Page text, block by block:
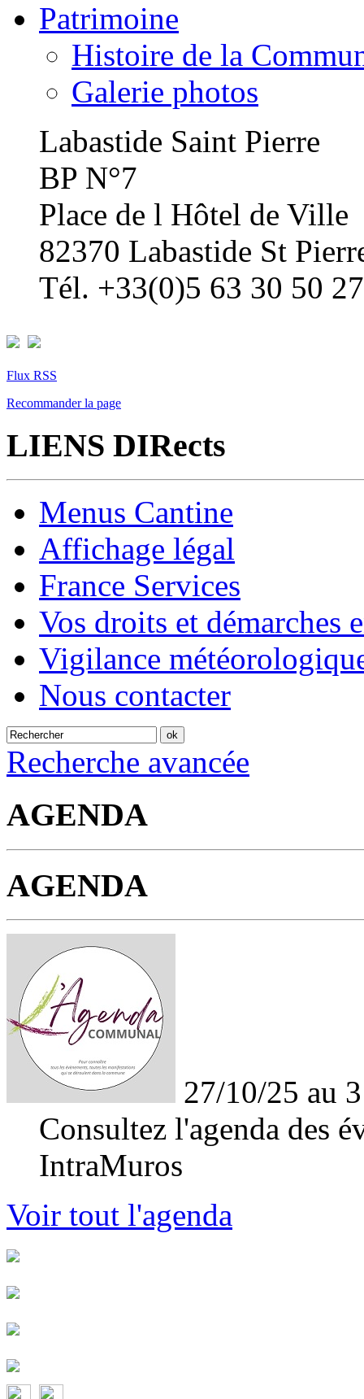
Patrimoine
Histoire de la
Galerie photos
Labastide Saint Pierre
BP N°7
Place de l Hôtel de Ville
82370 Labastide St
Tél. +33(0)5 63 30 50 27
Flux RSS
Recommander la page
LIENS DIRects
Menus Cantine
Affichage légal
France Services
Vos droits et démarches
Vigilance
Nous contacter
Recherche avancée
AGENDA
AGENDA
27/10/25 au
Consultez l'agenda des
IntraMuros
Voir tout l'agenda